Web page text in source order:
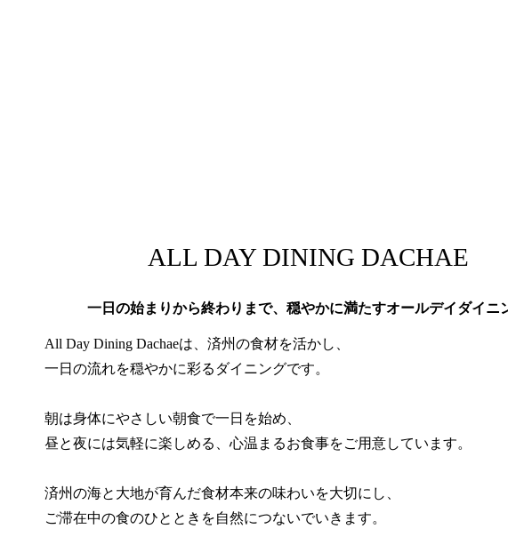
ALL DAY DINING DACHAE
一日の始まりから終わりまで、穏やかに満たすオールデイダイニ
All Day Dining Dachaeは、済州の食材を活かし、
一日の流れを穏やかに彩るダイニングです。
朝は身体にやさしい朝食で一日を始め、
昼と夜には気軽に楽しめる、心温まるお食事をご用意しています。
済州の海と大地が育んだ食材本来の味わいを大切にし、
ご滞在中の食のひとときを自然につないでいきます。